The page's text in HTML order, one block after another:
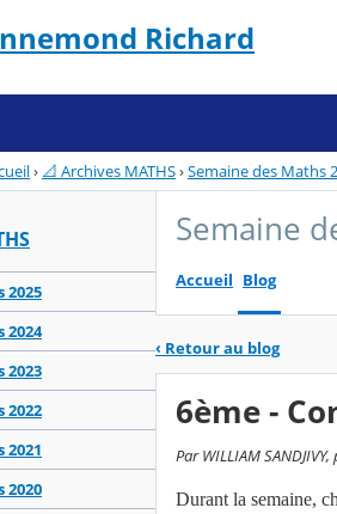
Richard
›📐 Archives MATHS›Semaine des Maths
2025
2024
2023
2022
2021
2020
Semaine
Accueil Blog
‹ Retour au blog
6ème -
Par WILLIAM
Durant la semaine,